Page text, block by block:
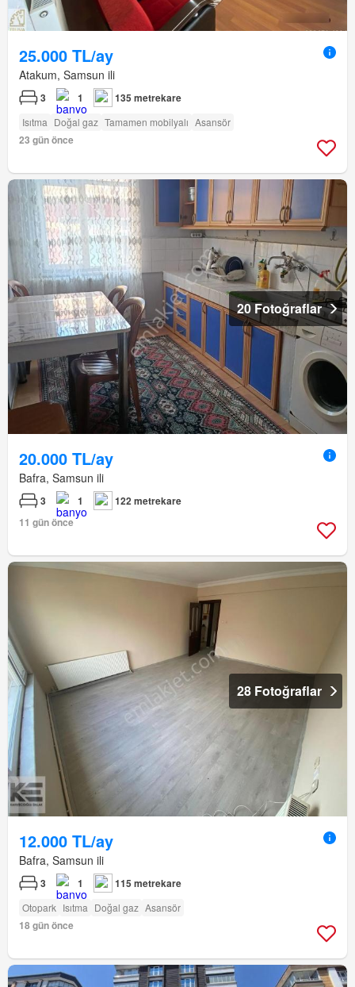
25.000 TL/ay
Atakum, Samsun ili
3 1 135 metrekare
Isıtma Doğal gaz Tamamen mobilyalı Asansör
23 gün önce
20 Fotoğraflar
20.000 TL/ay
Bafra, Samsun ili
3 1
122 metrekare
11 gün önce
28 Fotoğraflar
12.000 TL/ay
Bafra, Samsun ili
3 1 115 metrekare
Otopark Isıtma Doğal gaz Asansör
18 gün önce